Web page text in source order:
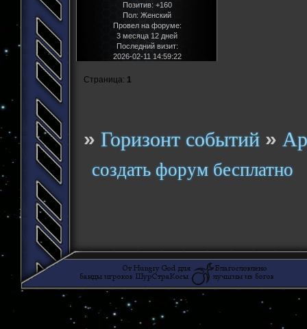
Позитив: +160
Пол:Женский
Провел на форуме:
3 месяца 12 дней
Последний визит:
2026-02-11 14:59:22
Страница: 1
»Горизонт событий »
создать форум бесплатно